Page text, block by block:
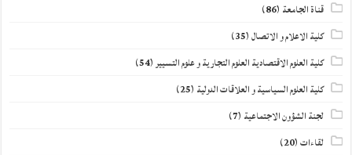
قناة الجامعة (86)
كلية الاعلام و الاتصال(35)
كلية العلوم الاقتصادية العلوم التجارية و علوم التسيير(54)
كلية العلوم السياسية و العلاقات الدولية (25)
لجنة الشؤون الاجتماعية (7)
لقاءات(20)